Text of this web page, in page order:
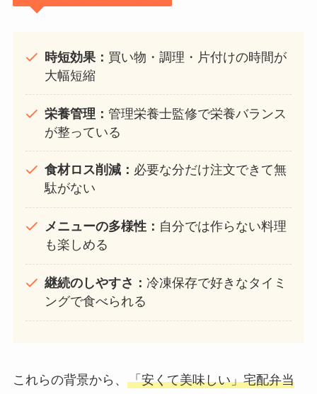
時短効果： 買い物・調理・片付けの時間が
大幅短縮
栄養管理： 管理栄養士監修で栄養バランス
が整っている
食材ロス削減： 必要な分だけ注文できて無
駄がない
メニューの多様性： 自分では作らない料理
も楽しめる
継続のしやすさ： 冷凍保存で好きなタイミ
ングで食べられる
これらの背景から、 「安くて美味しい」宅配弁当